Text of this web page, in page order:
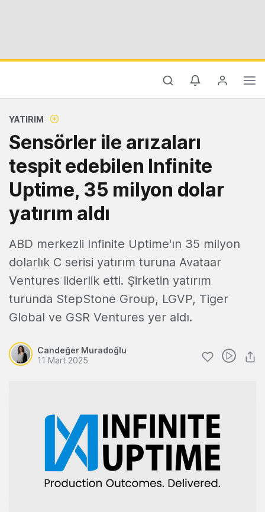
YATIRIM
Sensörler ile arızaları
tespit edebilen Infinite
Uptime, 35 milyon dolar
yatırım aldı
ABD merkezli Infinite Uptime'ın 35 milyon
dolarlık C serisi yatırım turuna Avataar
Ventures liderlik etti. Şirketin yatırım
turunda StepStone Group, LGVP, Tiger
Global ve GSR Ventures yer aldı.
Candeğer Muradoğlu
11 Mart 2025